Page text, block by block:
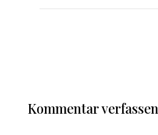
Kommentar verfassen